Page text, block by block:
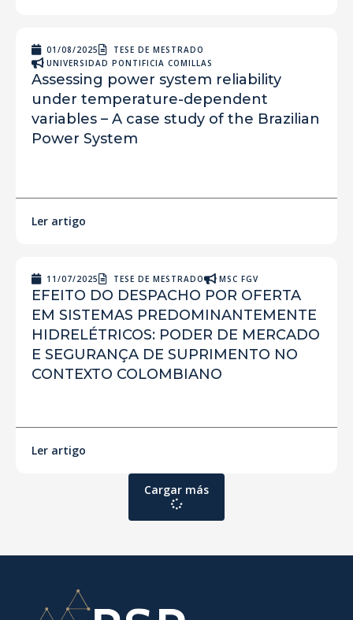
01/08/2025
TESE DE MESTRADO
UNIVERSIDAD PONTIFICIA COMILLAS
Assessing power system reliability
under temperature-dependent
variables – A case study of the Brazilian
Power System
Ler artigo
11/07/2025 TESE DE MESTRADO MSC FGV
EFEITO DO DESPACHO POR OFERTA
EM SISTEMAS PREDOMINANTEMENTE
HIDRELÉTRICOS: PODER DE MERCADO
E SEGURANÇA DE SUPRIMENTO NO
CONTEXTO COLOMBIANO
Ler artigo
Cargar más